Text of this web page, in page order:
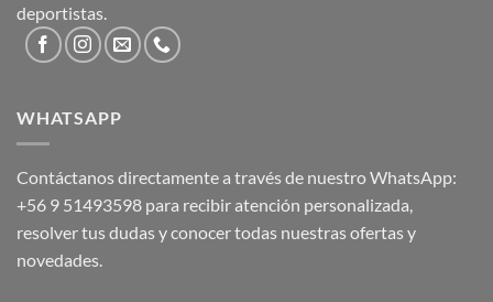
deportistas.
WHATSAPP
Contáctanos directamente a través de nuestro WhatsApp:
+56 9 51493598 para recibir atención personalizada,
resolver tus dudas y conocer todas nuestras ofertas y
novedades.